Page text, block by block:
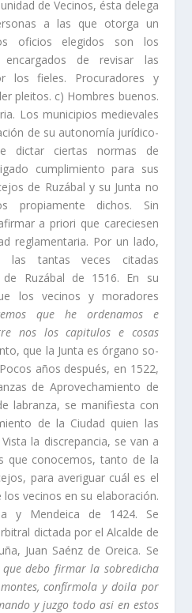
de Vecinos, ésta delega
a las que otorga un
oficios ele­gidos son los
encargados de revisar las
los fieles. Procuradores y
pleitos. c) Hombres buenos.
Los municipios medievales
de su autono­mí­a jurí­dico-
dictar ciertas normas de
cumplimiento para sus
de Ruzábal y su Junta no
propiamente dichos. Sin
a priori que careciesen
reglamentaria. Por un lado,
las tantas veces citadas
Ruzábal de 1516. En su
los vecinos y moradores
que he ordenamos e
nos los capitulos e cosas
que la Junta es órgano so­
años después, en 1522,
de Aprovechamiento de
labranza, se manifiesta con
de la Ciudad quien las
la discrepancia, se van a
que conocemos, tanto de la
para averiguar cuál es el
vecinos en su elaboración.
y Mendeica de 1424. Se
dictada por el Alcalde de
Juan Saénz de Oreica. Se
debo firmar la sobredicha
confí­rmola y doila por
y juzgo todo asi en estos